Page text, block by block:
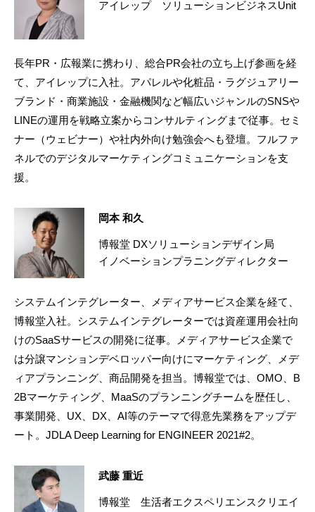
アイレップ ソリューションビジネスUnit
長年PR・広報業に携わり、総合PR会社の立ち上げ参画を経
て、アイレップに入社。アパレルや化粧品・ラグジュアリー
ブランド・商業施設・金融機関など幅広いジャンルのSNSや
LINEの運用を戦略立案からコンサルティングまで従事。セミ
ナー（ウェビナー）や社内外向け勉強会へも登壇。フルファ
ネルでのデジタルマーケティングコミュニケーションを支
援。
岡本 和久
博報堂 DXソリューションデザイン局
イノベーションプラニングディレクター
システムインテグレーター、メディアサービス企業を経て、
博報堂入社。システムインテグレーターでは資産運用会社向
けのSaaSサービスの開発に従事。メディアサービス企業で
は分譲マンションデベロッパー向けにマーケティング、メデ
ィアプランニング、商品開発を担当。博報堂では、OMO、B
2Bマーケティング、MaaSのプランニングチームを歴任し、
事業開発、UX、DX、AI等のテーマで得意先業務をアップデ
ート。JDLA Deep Learning for ENGINEER 2021#2。
武藤 重近
博報堂 生活者エクスペリエンスクリエイ